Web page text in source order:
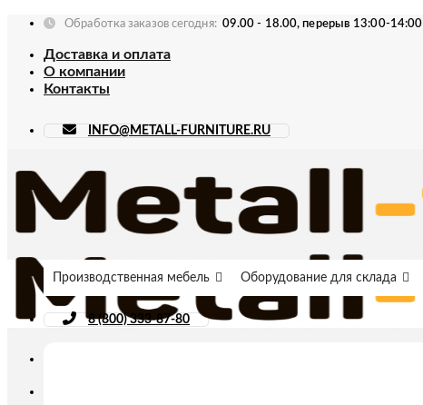
Skip
content
Обработка заказов сегодня: 09.00 - 18.00, перерыв 13:00-14:00
Доставка и оплата
О компании
Контакты
INFO@METALL-FURNITURE.RU
Производственная мебель Оборудование для склада
8 (800) 333-87-80